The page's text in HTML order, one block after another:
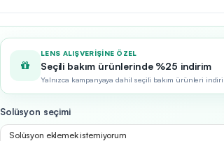
LENS ALIŞVERIŞINE ÖZEL
Seçili bakım ürünlerinde %25 indirim
Yalnızca kampanyaya dahil seçili bakım ürünleri
Solüsyon seçimi
Solüsyon eklemek istemiyorum